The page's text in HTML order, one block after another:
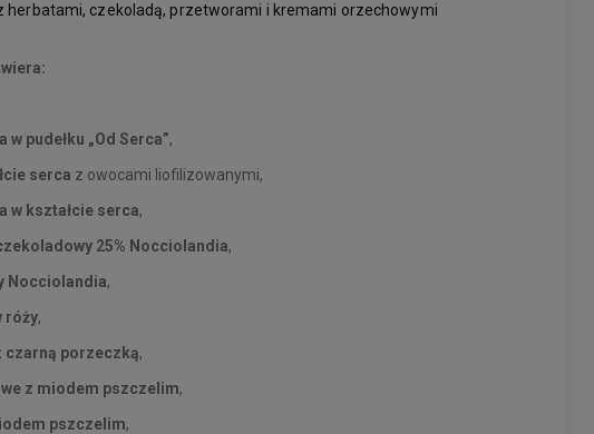
herbatami, czekoladą, przetworami i kremami orzechowymi
pudełku „Od Serca”,
serca z owocami liofilizowanymi,
w kształcie serca,
25% Nocciolandia,
Nocciolandia,
róży,
czarną porzeczką,
z miodem pszczelim,
pszczelim,